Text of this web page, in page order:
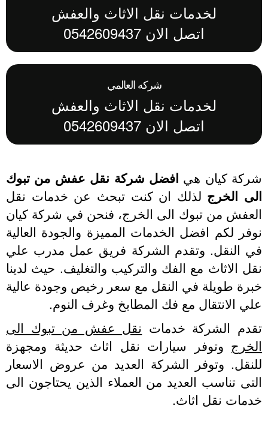
لخدمات نقل الاثاث والعفش
اتصل الان 0542609437
شركه العالمي
لخدمات نقل الاثاث والعفش
اتصل الان 0542609437
كيان هيافضل شركة نقل عفش من تبوك
الخرجلذلك ان كنت تبحث عن خدمات نقل
من تبوك الى الخرج، فنحن في شركة كيان
لكم افضل الخدمات المميزة والجودة العالية
النقل. وتقدم الشركة فريق عمل مدرب علي
الاثاث مع الفك والتركيب والتغليف. حيث لدينا
طويلة في النقل مع سعر رخيص وجودة عالية
الانتقال مع فك المطابخ وغرف النوم.
الشركة خدماتنقل عفش من تبوك الى
وتوفر سيارات نقل اثاث حديثة ومجهزة
وتوفر الشركة العديد من عروض الاسعار
تناسب العديد من العملاء الذين يحتاجون الى
نقل اثاث.